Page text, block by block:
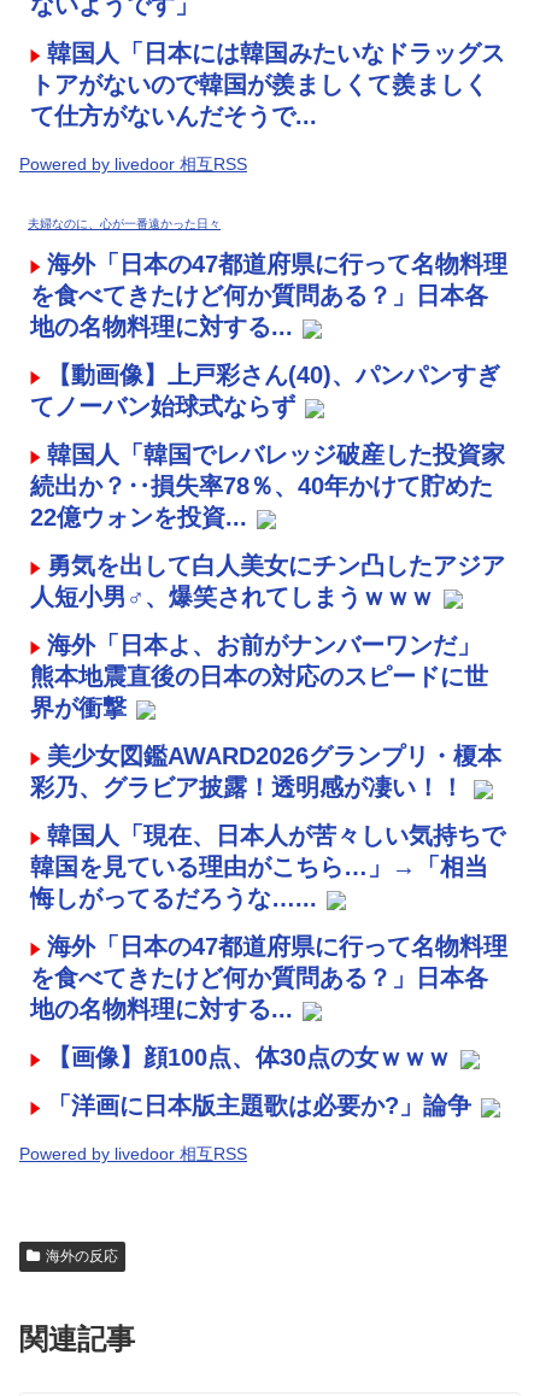
韓国人「日本には韓国みたいなドラッグス
トアがないので韓国が羨ましくて羨ましく
て仕方がないんだそうで...
Powered by livedoor 相互RSS
夫婦なのに、心が一番遠かった日々
海外「日本の47都道府県に行って名物料理
を食べてきたけど何か質問ある？」日本各
地の名物料理に対する...
【動画像】上戸彩さん(40)、パンパンすぎ
てノーバン始球式ならず
韓国人「韓国でレバレッジ破産した投資家
続出か？‥損失率78％、40年かけて貯めた
22億ウォンを投資...
勇気を出して白人美女にチン凸したアジア
人短小男♂、爆笑されてしまうｗｗｗ
海外「日本よ、お前がナンバーワンだ」
熊本地震直後の日本の対応のスピードに世
界が衝撃
美少女図鑑AWARD2026グランプリ・榎本
彩乃、グラビア披露！透明感が凄い！！
韓国人「現在、日本人が苦々しい気持ちで
韓国を見ている理由がこちら…」→「相当
悔しがってるだろうな…...
海外「日本の47都道府県に行って名物料理
を食べてきたけど何か質問ある？」日本各
地の名物料理に対する...
【画像】顔100点、体30点の女ｗｗｗ
「洋画に日本版主題歌は必要か?」論争
Powered by livedoor 相互RSS
海外の反応
関連記事